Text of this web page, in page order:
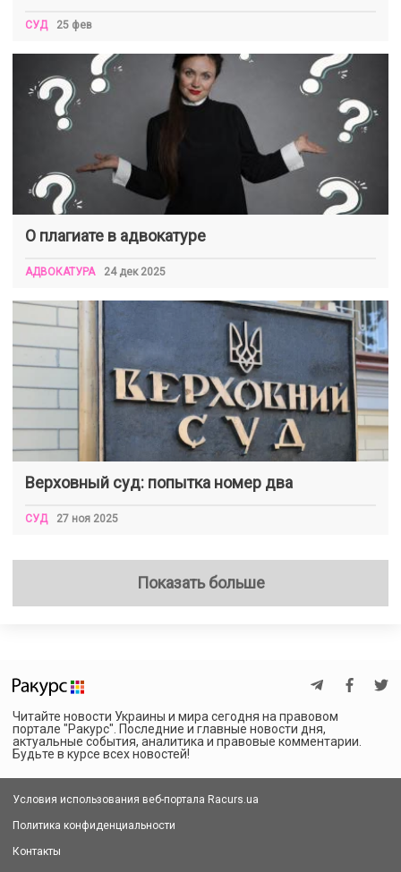
СУД 25 фев
О плагиате в адвокатуре
АДВОКАТУРА 24 дек 2025
Верховный суд: попытка номер два
СУД 27 ноя 2025
Показать больше
Читайте новости Украины и мира сегодня на правовом
портале "Ракурс". Последние и главные новости дня,
актуальные события, аналитика и правовые комментарии.
Будьте в курсе всех новостей!
Условия использования веб-портала Racurs.ua
Политика конфиденциальности
Контакты